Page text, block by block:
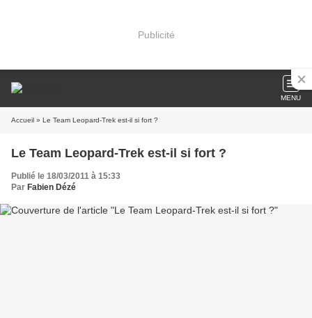
Publicité
MENU
Accueil » Le Team Leopard-Trek est-il si fort ?
Le Team Leopard-Trek est-il si fort ?
Publié le 18/03/2011 à 15:33
Par Fabien Dézé